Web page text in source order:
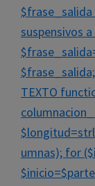
$frase_salida
suspensivos
TEXTO
umnas); for